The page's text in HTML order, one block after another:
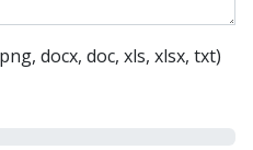
docx, doc, xls, xlsx, txt)